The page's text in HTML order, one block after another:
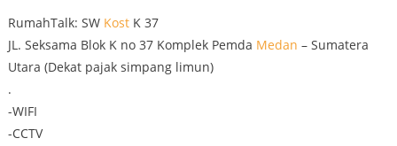
RumahTalk: SW KostK 37
JL. Seksama Blok K no 37 Komplek Pemda Medan – Sumatera
Utara (Dekat pajak simpang limun)
.
-WIFI
-CCTV